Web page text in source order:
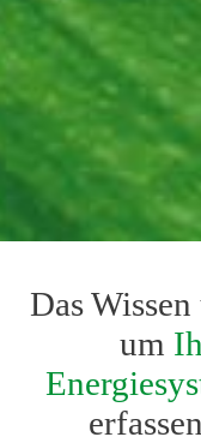
Das
um